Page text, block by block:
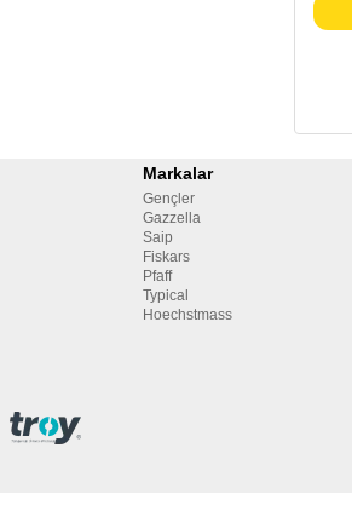
Markalar
Gençler
Gazzella
Saip
Fiskars
Pfaff
Typical
Hoechstmass